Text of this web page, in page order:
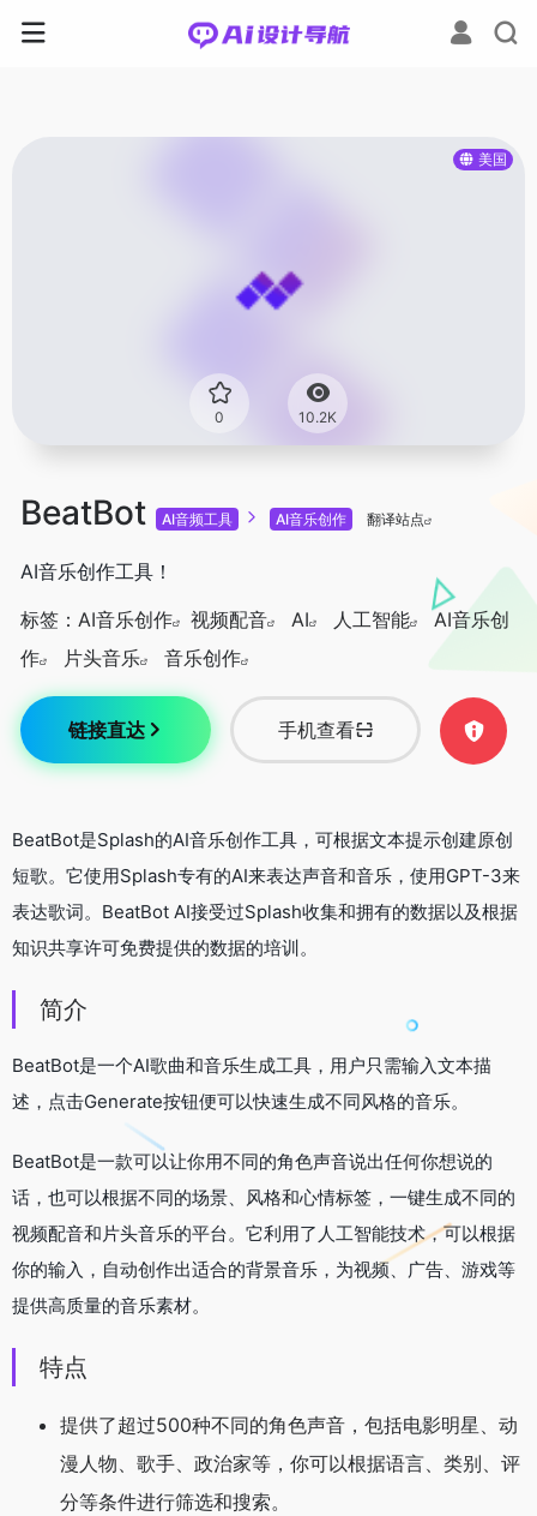
美国
0 10.2K
BeatBot AI音频工具 AI音乐创作 翻译站点
AI音乐创作工具！
标签： AI音乐创作 视频配音 AI 人工智能
AI音乐创
作
片头音乐 音乐创作
链接直达 手机查看
BeatBot是Splash的AI音乐创作工具，可根据文本提示创建原创
短歌。它使用Splash专有的AI来表达声音和音乐，使用GPT-3来
表达歌词。BeatBot AI接受过Splash收集和拥有的数据以及根据
知识共享许可免费提供的数据的培训。
简介
BeatBot是一个AI歌曲和音乐生成工具，用户只需输入文本描
述，点击Generate按钮便可以快速生成不同风格的音乐。
BeatBot是一款可以让你用不同的角色声音说出任何你想说的
话，也可以根据不同的场景、风格和心情标签，一键生成不同的
视频配音和片头音乐的平台。它利用了人工智能技术，可以根据
你的输入，自动创作出适合的背景音乐，为视频、广告、游戏等
提供高质量的音乐素材。
特点
提供了超过500种不同的角色声音，包括电影明星、动
漫人物、歌手、政治家等，你可以根据语言、类别、评
分等条件进行筛选和搜索。